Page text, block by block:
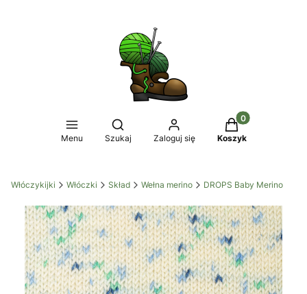
Menu
Otwórz wyszukiwarkę
Szukaj Zaloguj się
Produkty w
Koszyk
Włóczykijki Włóczki Skład Wełna merino DROPS Baby Merino